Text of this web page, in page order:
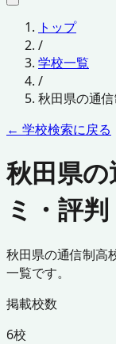
トップ
/
学校一覧
/
秋田県の通
← 学校検索に戻る
秋田県の
ミ・評判
秋田県の通信制高
一覧です。
掲載校数
6校